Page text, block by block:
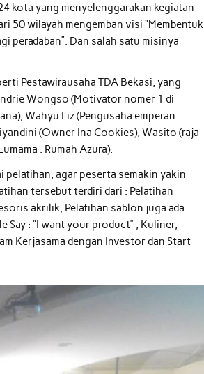
kota yang menyelenggarakan kegiatan
50 wilayah mengemban visi “Membentuk
Dan salah satu misinya
Pestawirausaha TDA Bekasi, yang
Wongso (Motivator nomer 1 di
Wahyu Liz (Pengusaha emperan
(Owner Ina Cookies), Wasito (raja
: Rumah Azura).
pelatihan, agar peserta semakin yakin
tersebut terdiri dari : Pelatihan
akrilik, Pelatihan sablon juga ada
Say : “I want your product” , Kuliner,
Kerjasama dengan Investor dan Start